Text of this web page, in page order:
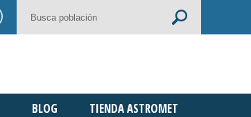
BLOG TIENDA ASTROMET